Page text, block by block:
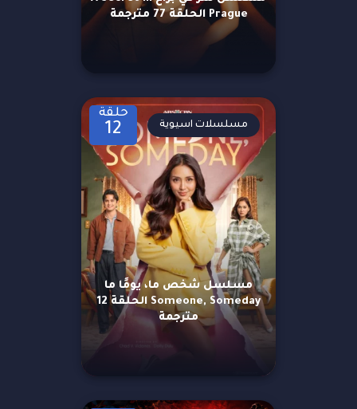
Prague الحلقة 77 مترجمة
حلقة
12
مسلسل شخص ما، يومًا ما
Someone, Someday الحلقة 12
مترجمة
مسلسلات اسيوية